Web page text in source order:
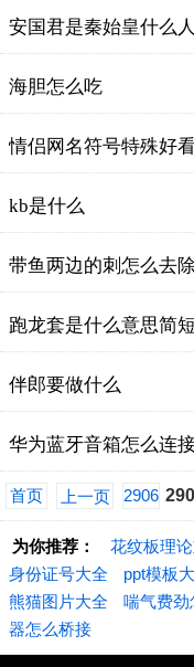
安国君是秦始皇什么人
海胆怎么吃
情侣网名符号特殊好
kb是什么
带鱼两边的刺怎么去除
跑龙套是什么意思简短
伴郎要做什么
华为蓝牙音箱怎么连
首页 上一页 2906
为你推荐： 花纹板理
身份证号大全
ppt模板
熊猫图片大全
喘气费劲
器怎么桥接